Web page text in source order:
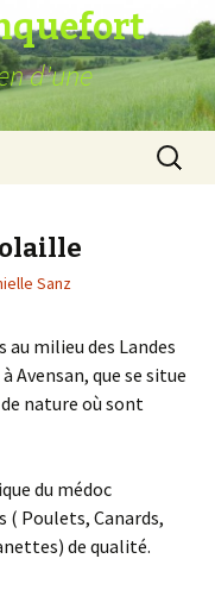
d'une
Sanz
au milieu des Landes
Avensan, que se situe
nature où sont
du médoc
( Poulets, Canards,
de qualité.